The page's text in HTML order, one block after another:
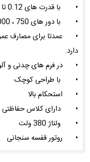
•
با قدرت های 0.12 تا 650 کیلو وات تولید می شوند.
•
با دور های 750 ، 1000، 1500 و 3000
•
عمدتا برای مصارف
دارد.
•
در فرم های چدنی و
•
با طراحی کوچک
•
استحکام بالا
•
دارای کلاس حفاظتی IP55
•
ولتاژ 380 ولت
•
روتور قفسه سنجانی